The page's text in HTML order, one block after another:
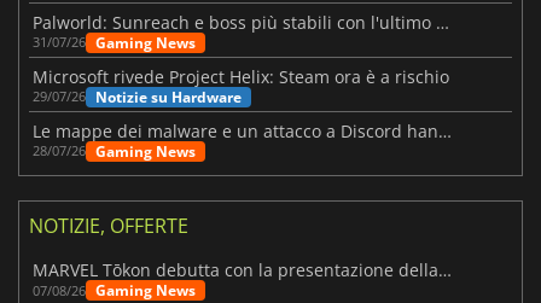
Palworld: Sunreach e boss più stabili con l'ultimo update
31/07/26 Gaming News
Microsoft rivede Project Helix: Steam ora è a rischio
29/07/26 Notizie su Hardware
Le mappe dei malware e un attacco a Discord hanno colpito Meccha Chameleon
28/07/26 Gaming News
NOTIZIE, OFFERTE
MARVEL Tōkon debutta con la presentazione della roadmap per il primo anno
07/08/26 Gaming News